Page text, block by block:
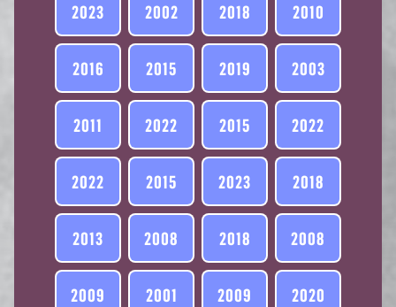
2023 2002 2018 2010
2016 2015 2019 2003
2011 2022 2015 2022
2022 2015 2023 2018
2013 2008 2018 2008
2009 2001 2009 2020